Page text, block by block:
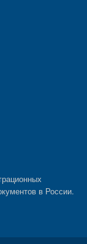
в России.